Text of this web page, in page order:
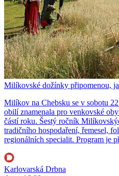
Milíkovské dožínky připomenou,
Milíkov na Chebsku se v sobotu
obilí znamenala pro venkovské
částí roku. Šestý ročník
tradičního hospodaření, řemesel,
regionálních specialit. Program je
Karlovarská Drbna